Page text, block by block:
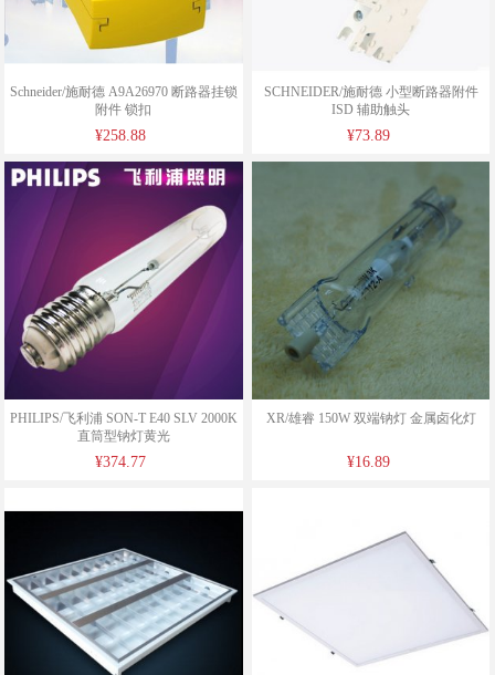
Schneider/施耐德 A9A26970 断路器挂锁
附件 锁扣
¥258.88
SCHNEIDER/施耐德 小型断路器附件
ISD 辅助触头
¥73.89
PHILIPS/飞利浦 SON-T E40 SLV 2000K
直筒型钠灯黄光
¥374.77
XR/雄睿 150W 双端钠灯 金属卤化灯
¥16.89